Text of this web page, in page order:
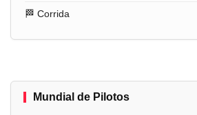
🏁 Corrida
Mundial de Pilotos